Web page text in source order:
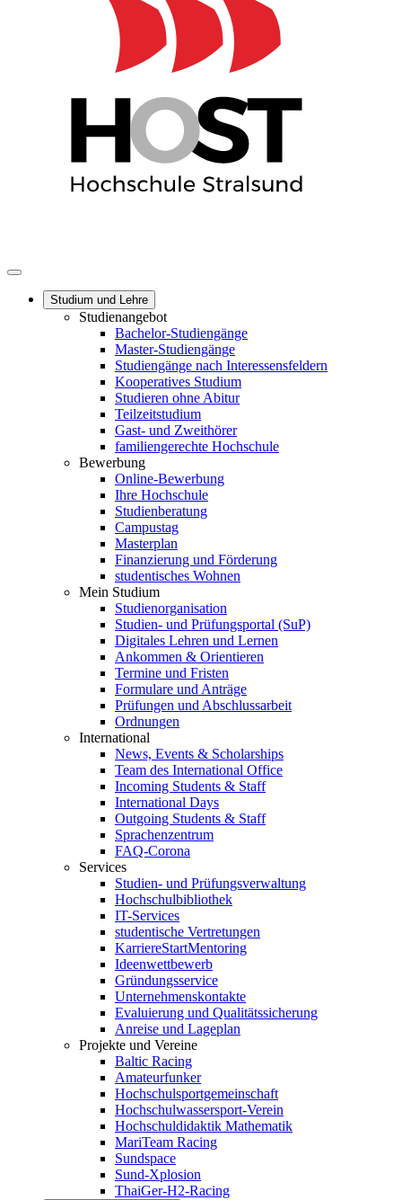
Studium und Lehre
Studienangebot
Bachelor-Studiengänge
Master-Studiengänge
Studiengänge nach Interessensfeldern
Kooperatives Studium
Studieren ohne Abitur
Teilzeitstudium
Gast- und Zweithörer
familiengerechte Hochschule
Bewerbung
Online-Bewerbung
Ihre Hochschule
Studienberatung
Campustag
Masterplan
Finanzierung und Förderung
studentisches Wohnen
Mein Studium
Studienorganisation
Studien- und Prüfungsportal (SuP)
Digitales Lehren und Lernen
Ankommen & Orientieren
Termine und Fristen
Formulare und Anträge
Prüfungen und Abschlussarbeit
Ordnungen
International
News, Events & Scholarships
Team des International Office
Incoming Students & Staff
International Days
Outgoing Students & Staff
Sprachenzentrum
FAQ-Corona
Services
Studien- und Prüfungsverwaltung
Hochschulbibliothek
IT-Services
studentische Vertretungen
KarriereStartMentoring
Ideenwettbewerb
Gründungsservice
Unternehmenskontakte
Evaluierung und Qualitätssicherung
Anreise und Lageplan
Projekte und Vereine
Baltic Racing
Amateurfunker
Hochschulsportgemeinschaft
Hochschulwassersport-Verein
Hochschuldidaktik Mathematik
MariTeam Racing
Sundspace
Sund-Xplosion
ThaiGer-H2-Racing